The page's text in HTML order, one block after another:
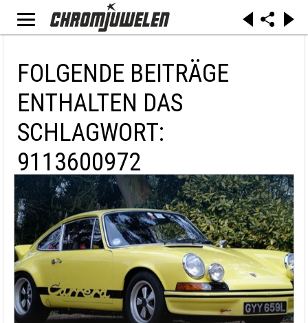
FOLGENDE BEITRÄGE
ENTHALTEN DAS
SCHLAGWORT:
9113600972